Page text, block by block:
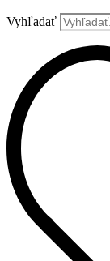
Vyhľadať